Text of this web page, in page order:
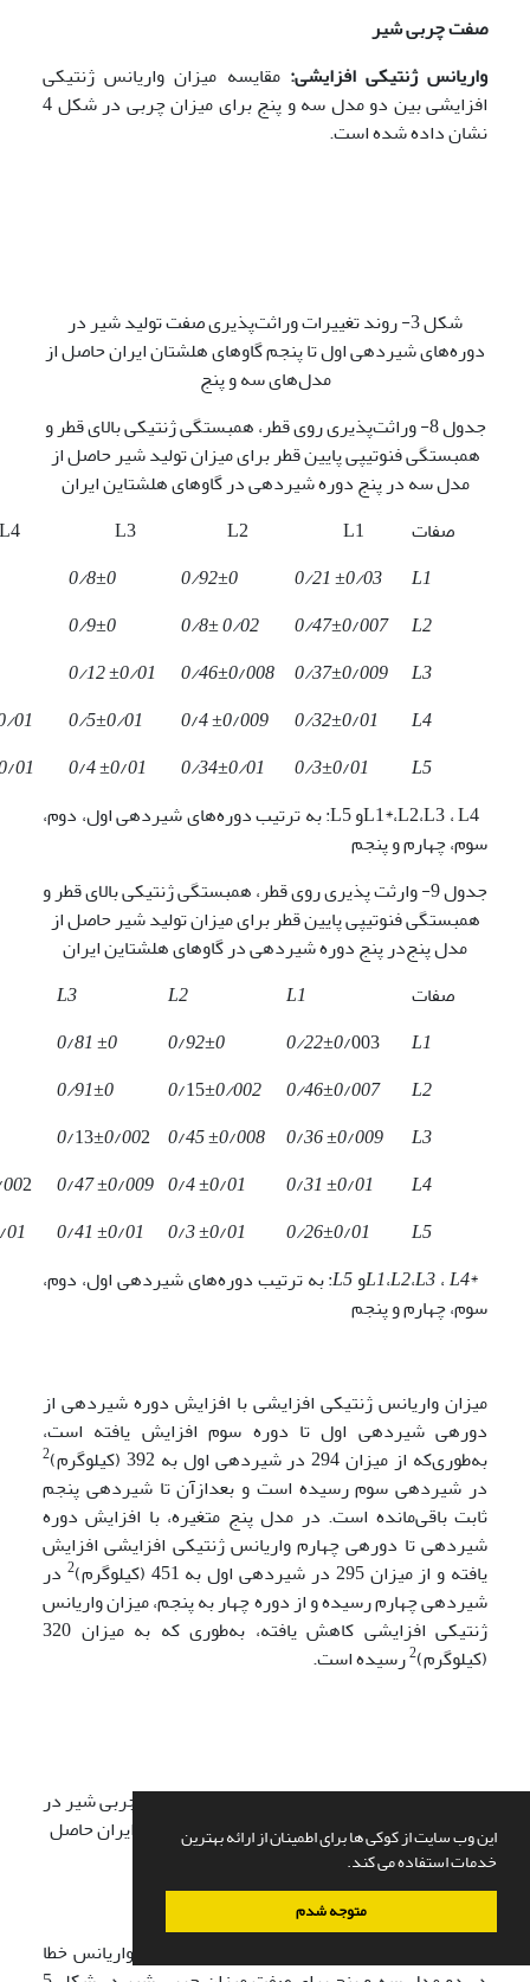
این وب سایت از کوکی ها برای اطمینان از ارائه بهترین
خدمات استفاده می کند.
متوجه شدم
صفت چربی شیر
واریانس ژنتیکی افزایشی:مقایسه میزان واریانس ژنتیکی
افزایشی بین دو مدل سه و پنج برای میزان چربی در شکل 4
نشان داده شده است.
شکل 3- روند تغییرات وراثت‌پذیری صفت تولید شیر در
دوره‌های شیردهی اول تا پنجم گاوهای هلشتان ایران حاصل از
مدل‌های سه و پنج
جدول 8- وراثت‌پذیری روی قطر، همبستگی ژنتیکی بالای قطر و
همبستگی فنوتیپی پایین قطر برای میزان تولید شیر حاصل از
مدل سه در پنج دوره شیردهی در گاوهای هلشتاین ایران
صفات
L1
L2
L3
L4
L1
0/21 ±0/03
0/92±0
0/8±0
L2
0/47±0/007
0/8±0/02
0/9±0
L3
0/37±0/009
0/46±0/008
0/12 ±0/01
L4
0/32±0/01
0/4 ±0/009
0/5±0/01
01
L5
0/3±0/01
0/34±0/01
0/4 ±0/01
/01
L1*،L2،L3 ، L4و L5: به ترتیب دوره‌های شیردهی اول، دوم،
سوم، چهارم و پنجم
جدول 9- وارثت پذیری روی قطر، همبستگی ژنتیکی بالای قطر و
همبستگی فنوتیپی پایین قطر برای میزان تولید شیر حاصل از
مدل پنج‌در پنج دوره شیردهی در گاوهای هلشتاین ایران
صفات
L1
L2
L3
L1
0/22±0/003
0/92±0
0/81 ±0
L2
0/46±0/007
0/15±0/002
0/91±0
L3
0/36 ±0/009
0/45 ±0/008
0/13±0/002
L4
0/31 ±0/01
0/4 ±0/01
0/47 ±0/009
002
L5
0/26±0/01
0/3 ±0/01
0/41 ±0/01
/01
*
L1،L2،L3،L4 و
: به ترتیب دوره‌های شیردهی اول، دوم،
سوم، چهارم و پنجم
میزان واریانس ژنتیکی افزایشی با افزایش دوره شیردهی از
دوره­ی شیردهی اول تا دوره سوم افزایش یافته است،
به‌طوری‌که از میزان 294 در شیردهی اول به 392 (کیلوگرم)
2
در شیردهی سوم رسیده است و بعدازآن تا شیردهی پنجم
ثابت باقی‌مانده است. در مدل پنج متغیره، با افزایش دوره
شیردهی تا دوره­ی چهارم واریانس ژنتیکی افزایشی افزایش
یافته و از میزان 295 در شیردهی اول به 451 (کیلوگرم)
2 در
شیردهی چهارم ­رسیده و از دوره چهار به پنجم، میزان واریانس
ژنتیکی افزایشی کاهش یافته، به‌طوری که به میزان 320
(کیلوگرم)2رسیده است.
شکل 4- روند تغییرات واریانس ژنتیکی افزایشی چربی شیر در
دوره‌های شیردهی اول تا پنجم گاوهای هلشتاین ایران حاصل
از مدل­های سه و پنج متغیره
مقایسه روند تغییرات واریانس خطا